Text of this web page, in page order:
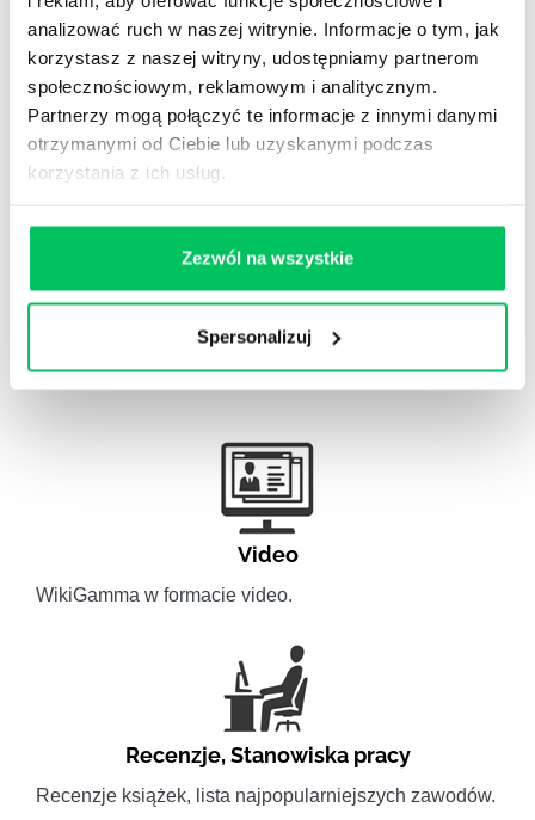
analizować ruch w naszej witrynie. Informacje o tym, jak
korzystasz z naszej witryny, udostępniamy partnerom
społecznościowym, reklamowym i analitycznym.
Partnerzy mogą połączyć te informacje z innymi danymi
otrzymanymi od Ciebie lub uzyskanymi podczas
korzystania z ich usług.
Zezwól na wszystkie
Spersonalizuj
Gamma Q&A
Odpowiedzi na często pojawiające się pytania z
obszaru HR.
Video
WikiGamma w formacie video.
Recenzje,Stanowiska pracy
Recenzje książek, lista najpopularniejszych zawodów.